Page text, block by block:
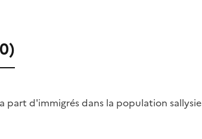
0)
part d'immigrés dans la population